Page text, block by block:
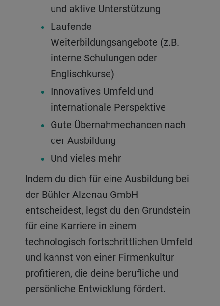
und aktive Unterstützung
Laufende
Weiterbildungsangebote (z.B.
interne Schulungen oder
Englischkurse)
Innovatives Umfeld und
internationale Perspektive
Gute Übernahmechancen nach
der Ausbildung
Und vieles mehr
Indem du dich für eine Ausbildung bei
der Bühler Alzenau GmbH
entscheidest, legst du den Grundstein
für eine Karriere in einem
technologisch fortschrittlichen Umfeld
und kannst von einer Firmenkultur
profitieren, die deine berufliche und
persönliche Entwicklung fördert.